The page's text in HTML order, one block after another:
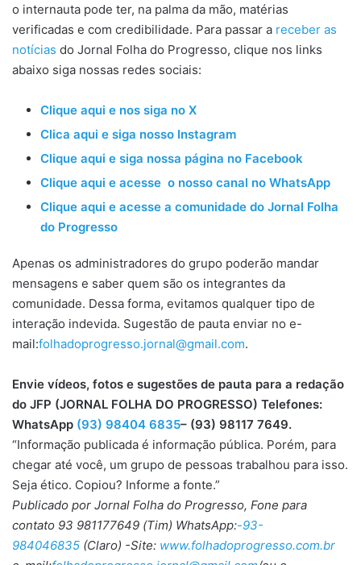
o internauta pode ter, na palma da mão, matérias
verificadas e com credibilidade. Para passar a receber as
notícias do Jornal Folha do Progresso, clique nos links
abaixo siga nossas redes sociais:
Clique aqui e nos siga no X
Clica aqui e siga nosso Instagram
Clique aqui e siga nossa página no Facebook
Clique aqui e acesse o nosso canal no WhatsApp
Clique aqui e acesse a comunidade do Jornal Folha
do Progresso
Apenas os administradores do grupo poderão mandar
mensagens e saber quem são os integrantes da
comunidade. Dessa forma, evitamos qualquer tipo de
interação indevida. Sugestão de pauta enviar no e-
mail:folhadoprogresso.jornal@gmail.com.
Envie vídeos, fotos e sugestões de pauta para a redação
do JFP (JORNAL FOLHA DO PROGRESSO) Telefones:
WhatsApp (93) 98404 6835– (93) 98117 7649.
“Informação publicada é informação pública. Porém, para
chegar até você, um grupo de pessoas trabalhou para isso.
Seja ético. Copiou? Informe a fonte.”
Publicado por Jornal Folha do Progresso, Fone para
contato 93 981177649 (Tim) WhatsApp:-93-
984046835 (Claro) -Site: www.folhadoprogresso.com.br